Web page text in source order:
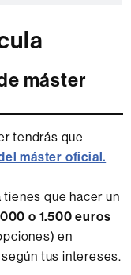
máster
tendrás que
máster oficial.
que hacer un
o 1.500 euros
en
tus intereses.